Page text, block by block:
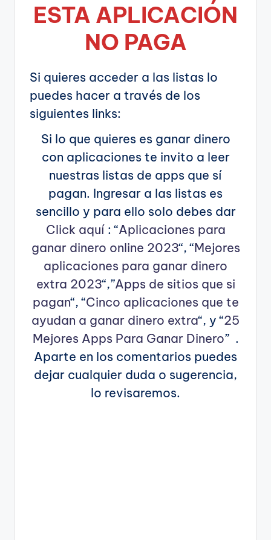
ESTA APLICACIÓN
NO PAGA
Si quieres acceder a las listas lo
puedes hacer a través de los
siguientes links:
Si lo que quieres es ganar dinero
con aplicaciones te invito a leer
nuestras listas de apps que sí
pagan. Ingresar a las listas es
sencillo y para ello solo debes dar
Click aquí: “Aplicaciones para
ganar dinero online 2023“, “Mejores
aplicaciones para ganar dinero
extra 2023“,”Apps de sitios que si
pagan“, “Cinco aplicaciones que te
ayudan a ganar dinero extra“, y “25
Mejores Apps Para Ganar Dinero” .
Aparte en los comentarios puedes
dejar cualquier duda o sugerencia,
lo revisaremos.